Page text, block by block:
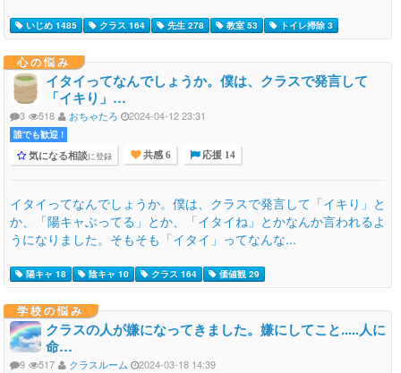
いじめ 1485 クラス 164 先生 278 教室 53 トイレ掃除 3
心の悩み
イタイってなんでしょうか。僕は、クラスで発言して
「イキり」…
3 518 おちゃたろ 2024-04-12 23:31
誰でも歓迎 !
気になる相談に登録 共感 6 応援 14
イタイってなんでしょうか。僕は、クラスで発言して「イキり」と
か、「陽キャぶってる」とか、「イタイね」とかなんか言われるよ
うになりました。そもそも「イタイ」ってなんな...
陽キャ 18 陰キャ 10 クラス 164 価値観 29
学校の悩み
クラスの人が嫌になってきました。嫌にしてこと.....人に
命…
9 517 クラスルーム 2024-03-18 14:39